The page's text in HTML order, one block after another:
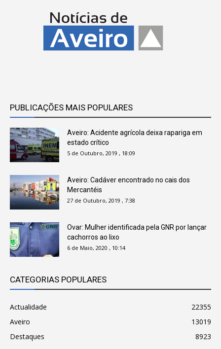
PUBLICAÇÕES MAIS POPULARES
Aveiro: Acidente agrícola deixa rapariga em
estado crítico
5 de Outubro, 2019 , 18:09
Aveiro: Cadáver encontrado no cais dos
Mercantéis
27 de Outubro, 2019 , 7:38
Ovar: Mulher identificada pela GNR por lançar
cachorros ao lixo
6 de Maio, 2020 , 10:14
CATEGORIAS POPULARES
Actualidade
22355
Aveiro
13019
Destaques
8923